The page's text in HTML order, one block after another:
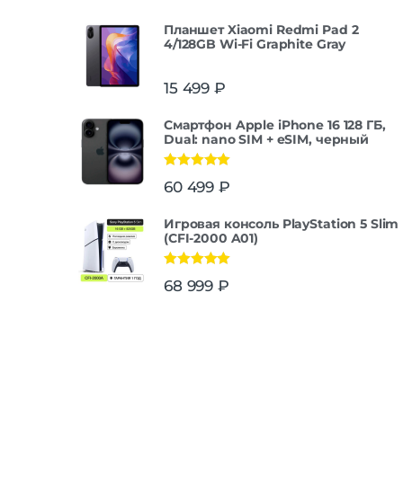
Планшет Xiaomi Redmi Pad 2
4/128GB Wi-Fi Graphite Gray
15 499 ₽
Смартфон Apple iPhone 16 128 ГБ,
Dual: nano SIM + eSIM, черный
из 5
60 499 ₽
Игровая консоль PlayStation 5 Slim
(CFI-2000 A01)
из 5
68 999 ₽